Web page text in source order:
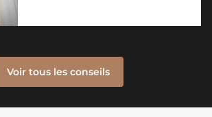
Voir tous les conseils